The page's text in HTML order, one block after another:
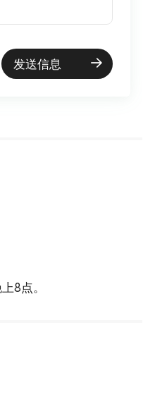
发送信息
8点。